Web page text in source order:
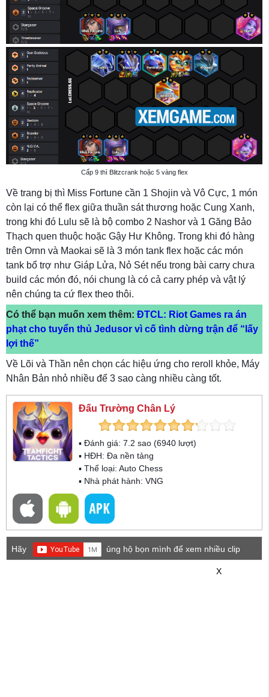
Cấp 9 thì Blitzcrank hoặc 5 vàng flex
Về trang bị thì Miss Fortune cần 1 Shojin và Vô Cực, 1 món
còn lại có thể flex giữa thuần sát thương hoặc Cung Xanh,
trong khi đó Lulu sẽ là bộ combo 2 Nashor và 1 Găng Bảo
Thạch quen thuộc hoặc Gậy Hư Không. Trong khi đó hàng
trên Ornn và Maokai sẽ là 3 món tank flex hoặc các món
tank bổ trợ như Giáp Lửa, Nỏ Sét nếu trong bài carry chưa
build các món đó, nói chung là có cả carry phép và vật lý
nên chúng ta cứ flex theo thôi.
Có thể bạn muốn xem thêm: ĐTCL: Riot Games ra án
phạt cho tuyển thủ Jedusor vì cố tình dừng trận để “lấy
lợi thế”
Về Lõi và Thần nên chọn các hiệu ứng cho reroll khỏe, Máy
Nhân Bản nhỏ nhiều để 3 sao càng nhiều càng tốt.
Đấu Trường Chân Lý
▪ Đánh giá: 7.2 sao (6940 lượt)
▪ HĐH: Đa nền tảng
▪ Thể loại: Auto Chess
▪ Nhà phát hành: VNG
Hãy
ủng hộ bọn mình để xem nhiều clip
X